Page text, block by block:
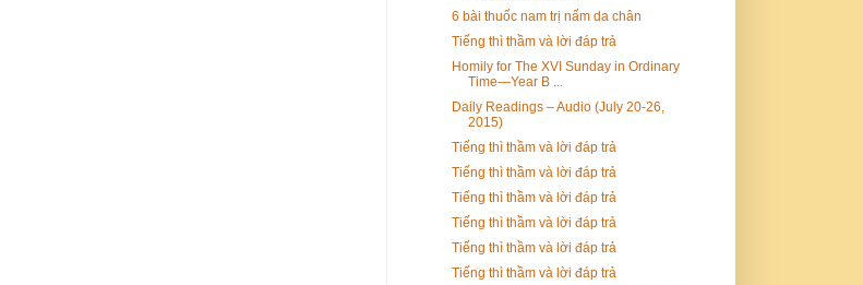
6 bài thuốc nam trị nấm da chân
Tiếng thì thầm và lời đáp trả
Homily for The XVI Sunday in Ordinary
Time—Year B ...
Daily Readings – Audio (July 20-26,
2015)
Tiếng thì thầm và lời đáp trả
Tiếng thì thầm và lời đáp trả
Tiếng thì thầm và lời đáp trả
Tiếng thì thầm và lời đáp trả
Tiếng thì thầm và lời đáp trả
Tiếng thì thầm và lời đáp trả